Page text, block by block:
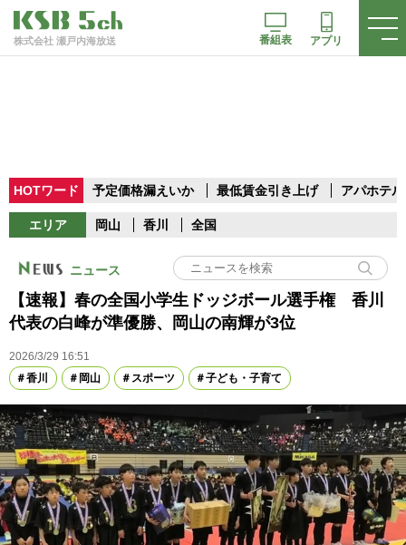
株式会社 瀬戸内海放送 番組表 アプリ
HOTワード 予定価格漏えいか 最低賃金引き上げ アパホテル
エリア 岡山 香川 全国
ニュース
【速報】春の全国小学生ドッジボール選手権 香川
代表の白峰が準優勝、岡山の南輝が3位
2026/3/29 16:51
香川
岡山 スポーツ 子ども・子育て